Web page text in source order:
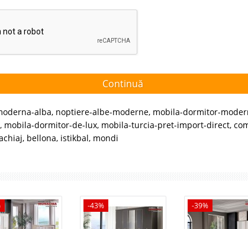
Continuă
alba, noptiere-albe-moderne, mobila-dormitor-
, mobila-dormitor-de-lux, mobila-turcia-pret-import-direct,
, bellona, istikbal, mondi
-43% -39%